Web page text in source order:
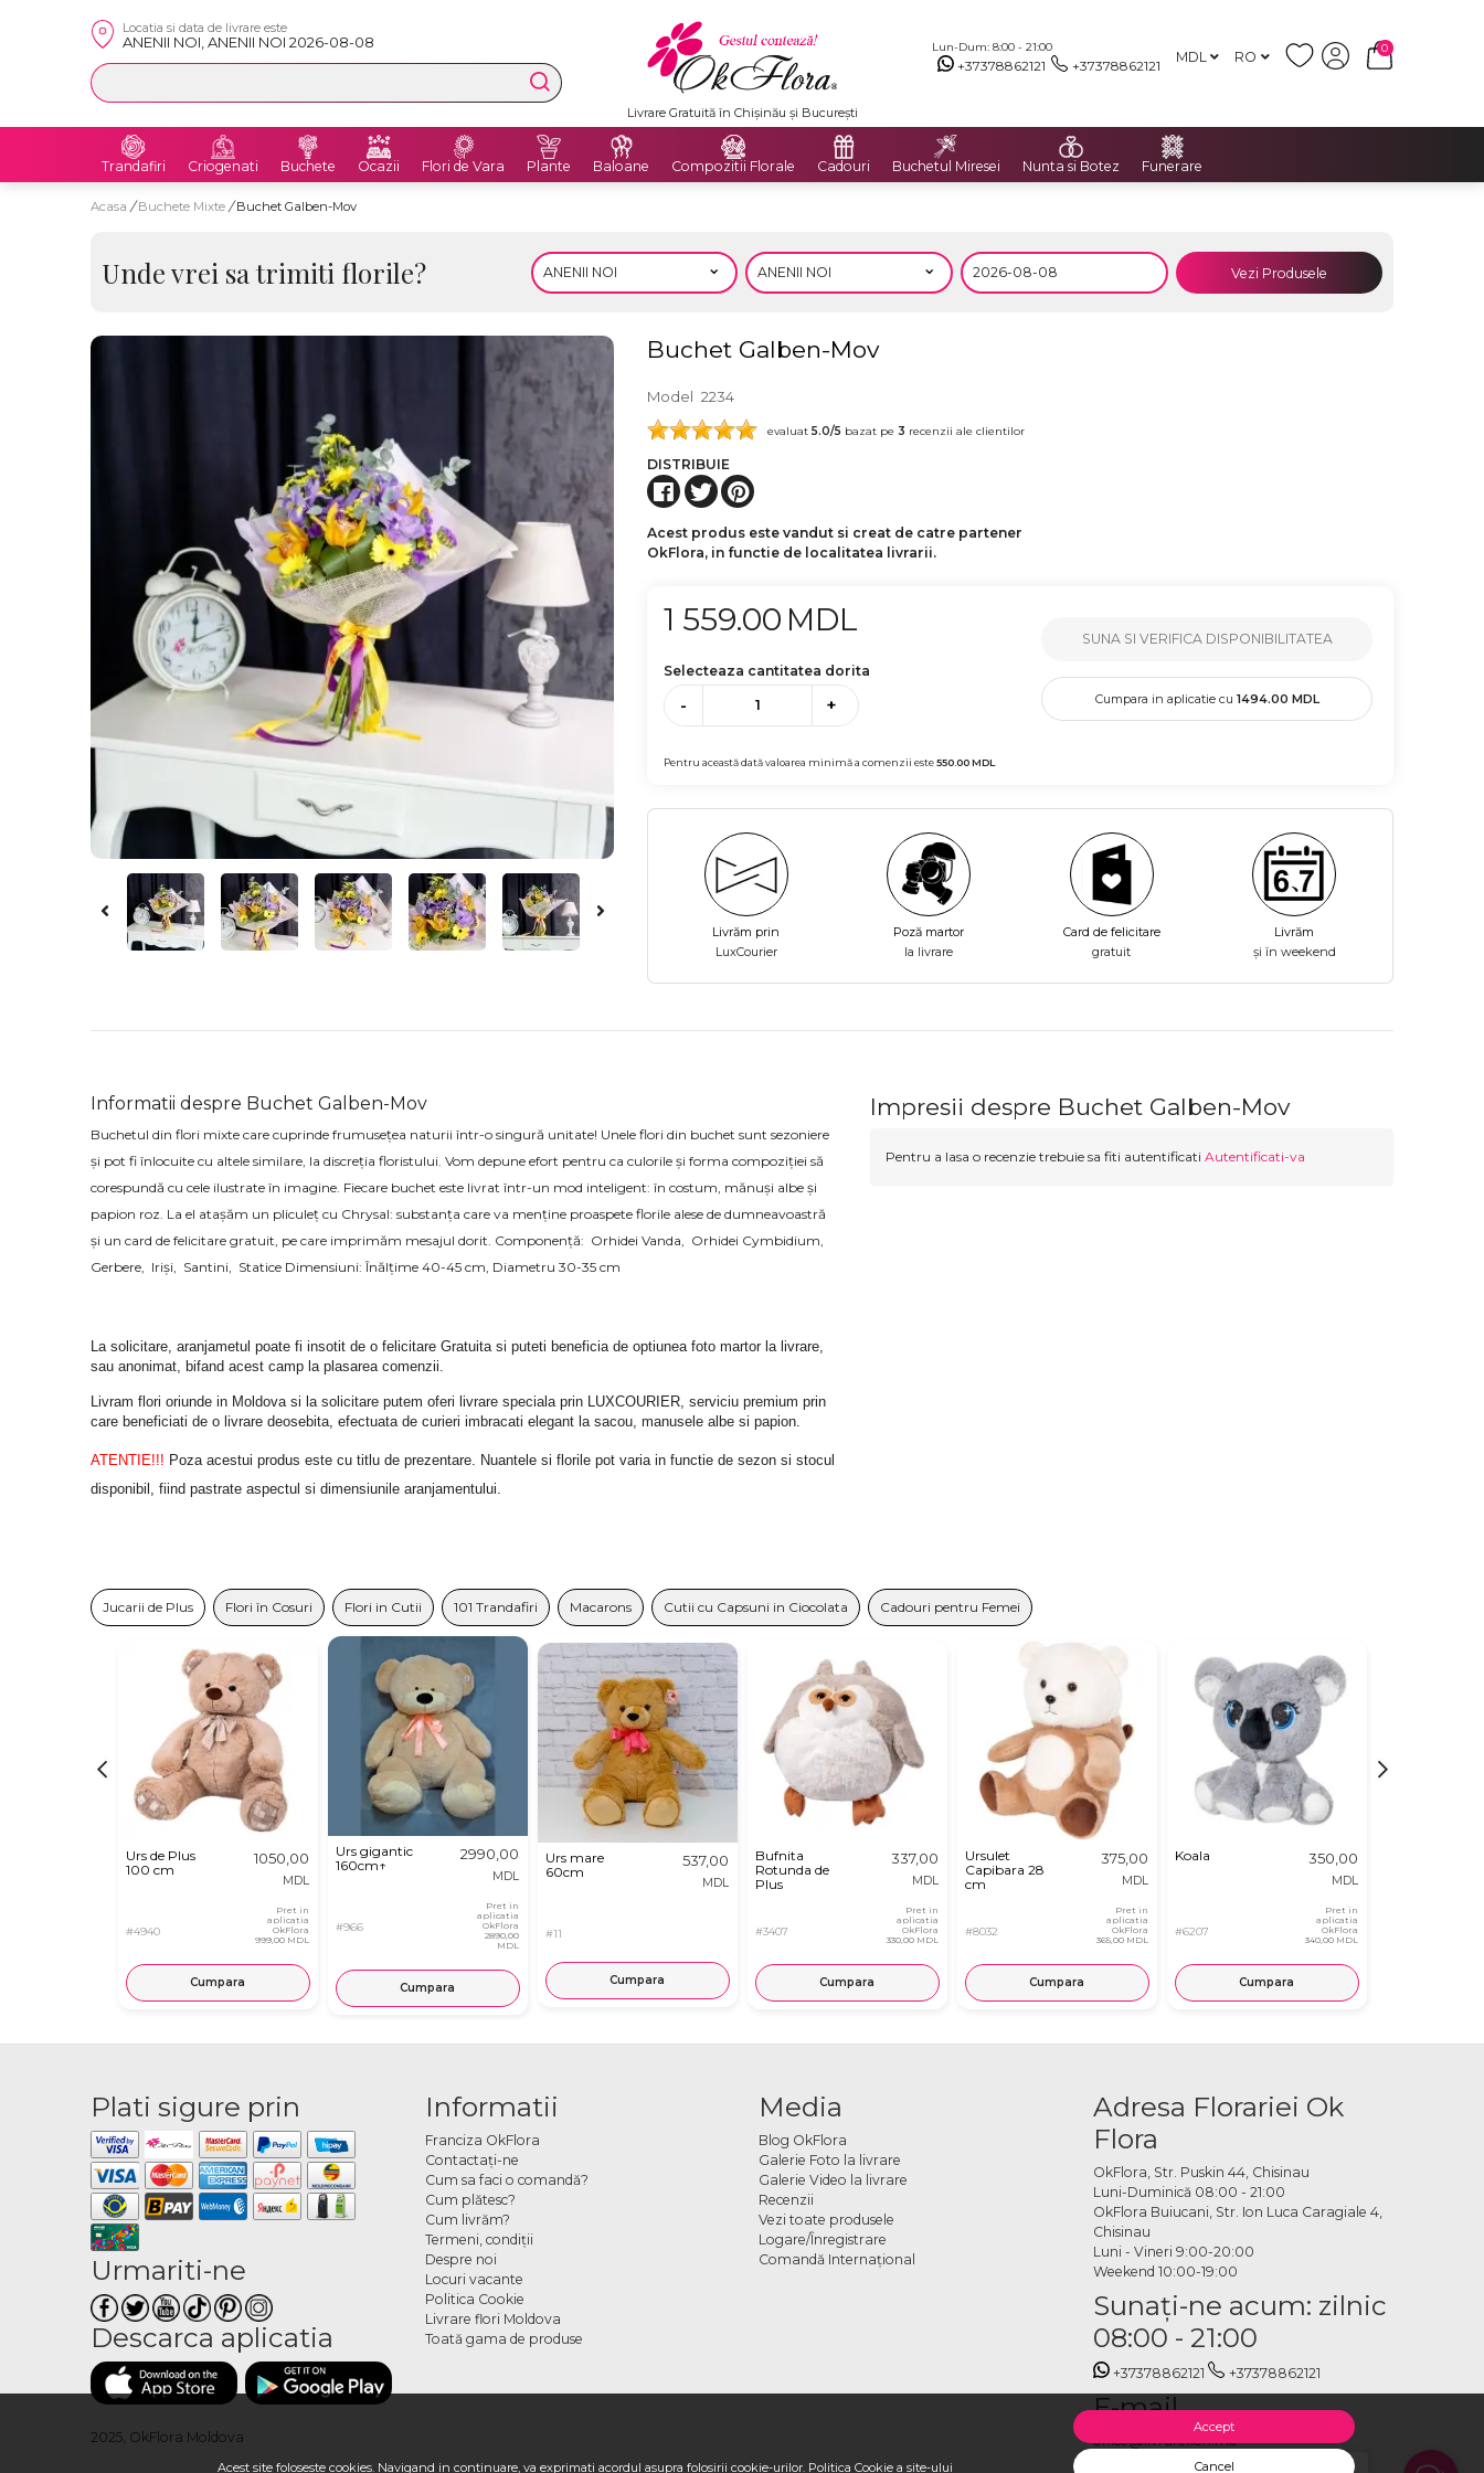
Acest site foloseste cookies. Navigand in continuare, va exprimati acordul asupra folosirii cookie-urilor. Politica Cookiea site-ului
Accept
Cancel
Locatia si data de livrare este
ANENII NOI, ANENII NOI 2026-08-08 Lun-Dum: 8:00 - 21:00
+37378862121 +37378862121 MDL RO
0
Livrare Gratuită în Chișinău și București
Trandafiri Criogenati Buchete Ocazii Flori de Vara Plante Baloane Compozitii Florale Cadouri Buchetul Miresei Nunta si Botez Funerare
Acasa / Buchete Mixte / Buchet Galben-Mov
Unde vrei sa trimiti florile? Vezi Produsele
Buchet Galben-Mov
Model 2234
evaluat5.0/5 bazat pe 3 recenzii ale clientilor
DISTRIBUIE
Acest produs este vandut si creat de catre partener
OkFlora, in functie de localitatea livrarii.
1 559.00 MDL
Selecteaza cantitatea dorita
- +
Pentru această dată valoarea minimă a comenzii este550.00MDL
SUNA SI VERIFICA DISPONIBILITATEA
Cumpara in aplicatie cu 1494.00 MDL
Livrăm prin
LuxCourier
Poză martor
la livrare
Card de felicitare
gratuit
Livrăm
și în weekend
Informatii despre Buchet Galben-Mov
Buchetul din flori mixte care cuprinde frumusețea naturii într-o singură unitate! Unele flori din buchet sunt sezoniere
și pot fi înlocuite cu altele similare, la discreția floristului. Vom depune efort pentru ca culorile și forma compoziției să
corespundă cu cele ilustrate în imagine. Fiecare buchet este livrat într-un mod inteligent: în costum, mănuși albe și
papion roz. La el atașăm un pliculeț cu Chrysal: substanța care va menține proaspete florile alese de dumneavoastră
și un card de felicitare gratuit, pe care imprimăm mesajul dorit. Componenţă: Orhidei Vanda, Orhidei Cymbidium,
Gerbere, Iriși, Santini, Statice Dimensiuni: Înălţime 40-45 cm, Diametru 30-35 cm
La solicitare, aranjametul poate fi insotit de o felicitare Gratuita si puteti beneficia de optiunea foto martor la livrare,
sau anonimat, bifand acest camp la plasarea comenzii.
Livram flori oriunde in Moldova si la solicitare putem oferi livrare speciala prin LUXCOURIER, serviciu premium prin
care beneficiati de o livrare deosebita, efectuata de curieri imbracati elegant la sacou, manusele albe si papion.
ATENTIE!!! Poza acestui produs este cu titlu de prezentare. Nuantele si florile pot varia in functie de sezon si stocul
disponibil, fiind pastrate aspectul si dimensiunile aranjamentului.
Impresii despre Buchet Galben-Mov
Pentru a lasa o recenzie trebuie sa fiti autentificati Autentificati-va
Jucarii de Plus Flori în Cosuri Flori in Cutii 101 Trandafiri Macarons Cutii cu Capsuni in Ciocolata Cadouri pentru Femei
Urs de Plus
100 cm
#4940
1050,00
MDL
Pret in
aplicatia
OkFlora
999,00 MDL
Cumpara
Urs gigantic
160cm↑
#966
2990,00
MDL
Pret in
aplicatia
OkFlora
2890,00
MDL
Cumpara
Urs mare
60cm
#11
537,00
MDL
Cumpara
Bufnita
Rotunda de
Plus
#3407
337,00
MDL
Pret in
aplicatia
OkFlora
330,00 MDL
Cumpara
Ursulet
Capibara 28
cm
#8032
375,00
MDL
Pret in
aplicatia
OkFlora
365,00 MDL
Cumpara
Koala
#6207
350,00
MDL
Pret in
aplicatia
OkFlora
340,00 MDL
Cumpara
Plati sigure prin
Urmariti-ne
Descarca aplicatia
2025, OkFlora Moldova
Informatii
Franciza OkFlora
Contactaţi-ne
Cum sa faci o comandă?
Cum plătesc?
Cum livrăm?
Termeni, condiţii
Despre noi
Locuri vacante
Politica Cookie
Livrare flori Moldova
Toată gama de produse
Media
Blog OkFlora
Galerie Foto la livrare
Galerie Video la livrare
Recenzii
Vezi toate produsele
Logare/Înregistrare
Comandă Internațional
Adresa Florariei Ok
Flora
OkFlora, Str. Puskin 44, Chisinau
Luni-Duminică 08:00 - 21:00
OkFlora Buiucani, Str. Ion Luca Caragiale 4,
Chisinau
Luni - Vineri 9:00-20:00
Weekend 10:00-19:00
Sunaţi-ne acum: zilnic
08:00 - 21:00
+37378862121 +37378862121
E-mail
office@livrareflori.md
Salut, cu ce te putem